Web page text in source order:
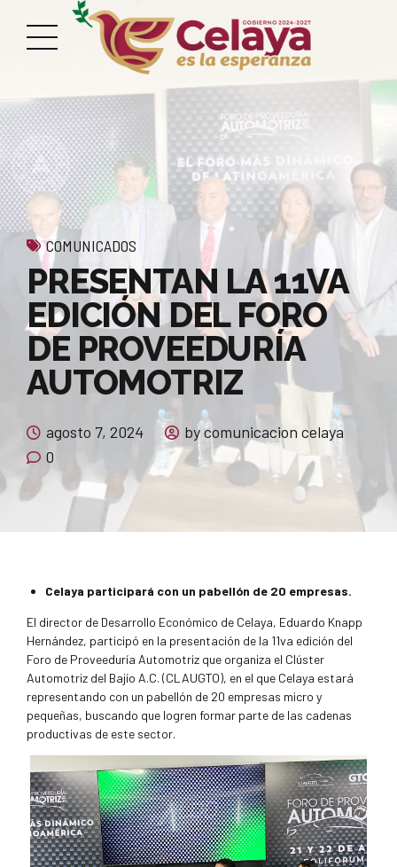
COMUNICADOS
PRESENTAN LA 11VA
EDICIÓN DEL FORO
DE PROVEEDURÍA
AUTOMOTRIZ
agosto 7, 2024
by comunicacion celaya
0
Celaya participará con un pabellón de 20 empresas.
El director de Desarrollo Económico de Celaya, Eduardo Knapp
Hernández, participó en la presentación de la 11va edición del
Foro de Proveeduría Automotriz que organiza el Clúster
Automotriz del Bajío A.C. (CLAUGTO), en el que Celaya estará
representando con un pabellón de 20 empresas micro y
pequeñas, buscando que logren formar parte de las cadenas
productivas de este sector.